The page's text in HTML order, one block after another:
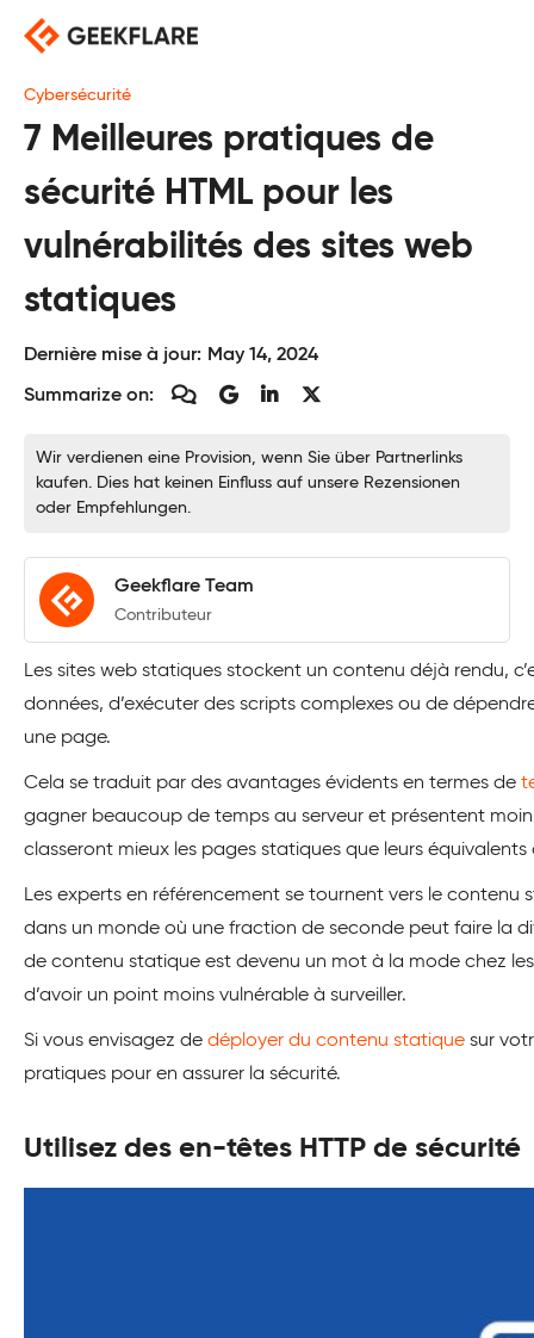
Skip
content
Cybersécurité
7 Meilleures pratiques de
sécurité HTML pour les
vulnérabilités des sites web
statiques
Dernière mise à jour: May 14, 2024
Summarize on:
Wir verdienen eine Provision, wenn Sie über Partnerlinks
kaufen. Dies hat keinen Einfluss auf unsere Rezensionen
oder Empfehlungen.
Geekflare Team
Contributeur
Les sites web statiques stockent un contenu déjà rendu,
données, d’exécuter des scripts complexes ou de
une page.
Cela se traduit par des avantages évidents en termes de
gagner beaucoup de temps au serveur et présentent
classeront mieux les pages statiques que leurs équivalents
Les experts en référencement se tournent vers le contenu
dans un monde où une fraction de seconde peut faire la
de contenu statique est devenu un mot à la mode chez
d’avoir un point moins vulnérable à surveiller.
Si vous envisagez de déployer du contenu statique sur
pratiques pour en assurer la sécurité.
Utilisez des en-têtes HTTP de sécurité